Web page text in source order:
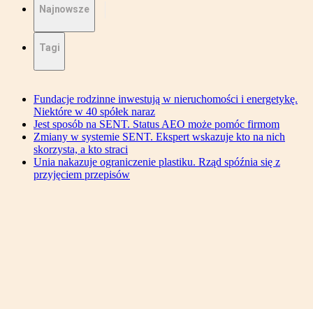
Najnowsze
Tagi
Fundacje rodzinne inwestują w nieruchomości i energetykę.
Niektóre w 40 spółek naraz
Jest sposób na SENT. Status AEO może pomóc firmom
Zmiany w systemie SENT. Ekspert wskazuje kto na nich
skorzysta, a kto straci
Unia nakazuje ograniczenie plastiku. Rząd spóźnia się z
przyjęciem przepisów